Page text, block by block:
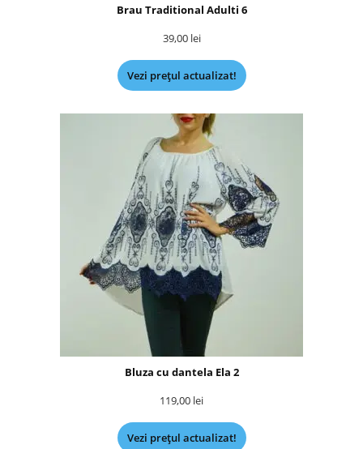
Brau Traditional Adulti 6
39,00 lei
Vezi prețul actualizat!
Bluza cu dantela Ela 2
119,00 lei
Vezi prețul actualizat!